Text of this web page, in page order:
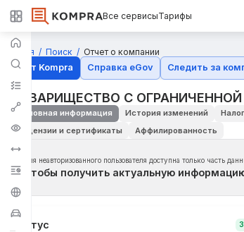
Все сервисыТарифы
Главная Поиск
Отчет о компании
Отчёт Kompra
Справка eGov Следить за
ТОВАРИЩЕСТВО С
Основная информация История изменений
Лицензии и сертификаты
Аффилированность
Для неавторизованного пользователя доступна только часть
Чтобы получить актуальную
Статус